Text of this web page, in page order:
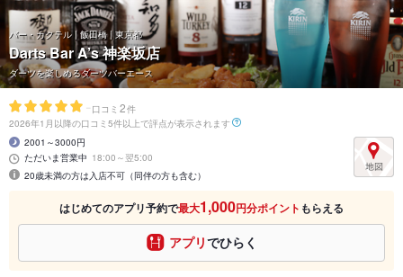
バー・カクテル | 飯田橋 | 東京都
Darts Bar A’s 神楽坂店
ダーツを楽しめるダーツバーエース
- 口コミ 2件
2026年1月以降の口コミ5件以上で評点が表示されます
2001～3000円
ただいま営業中 18:00～翌5:00
20歳未満の方は入店不可（同伴の方も含む）
はじめてのアプリ予約で最大1,000円分ポイント もらえる
アプリでひらく